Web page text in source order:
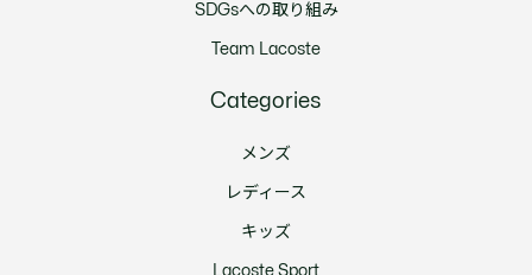
SDGsへの取り組み
Team Lacoste
Categories
メンズ
レディース
キッズ
Lacoste Sport